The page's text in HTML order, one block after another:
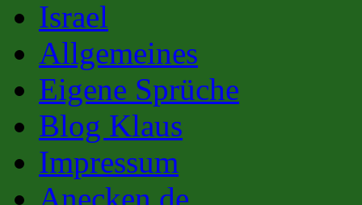
Israel
Allgemeines
Eigene Sprüche
Blog Klaus
Impressum